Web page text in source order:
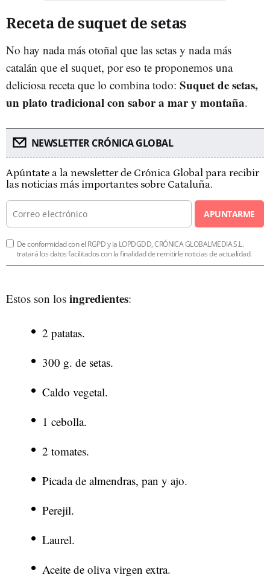
Receta de suquet de setas
No hay nada más otoñal que las setas y nada más
catalán que el suquet, por eso te proponemos una
deliciosa receta que lo combina todo: Suquet de setas,
un plato tradicional con sabor a mar y montaña.
NEWSLETTER CRÓNICA GLOBAL
Apúntate a la newsletter de Crónica Global para recibir
las noticias más importantes sobre Cataluña.
APUNTARME
De conformidad con el RGPD y la LOPDGDD, CRÓNICA GLOBALMEDIA S.L.
tratará los datos facilitados con la finalidad de remitirle noticias de actualidad.
Estos son los ingredientes:
2 patatas.
300 g. de setas.
Caldo vegetal.
1 cebolla.
2 tomates.
Picada de almendras, pan y ajo.
Perejil.
Laurel.
Aceite de oliva virgen extra.